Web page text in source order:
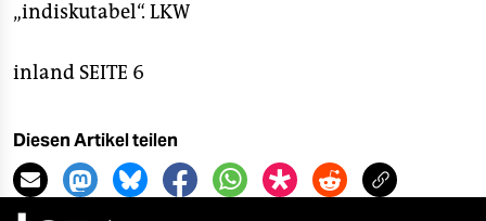
„indiskutabel“. LKW
inland SEITE 6
Diesen Artikel teilen